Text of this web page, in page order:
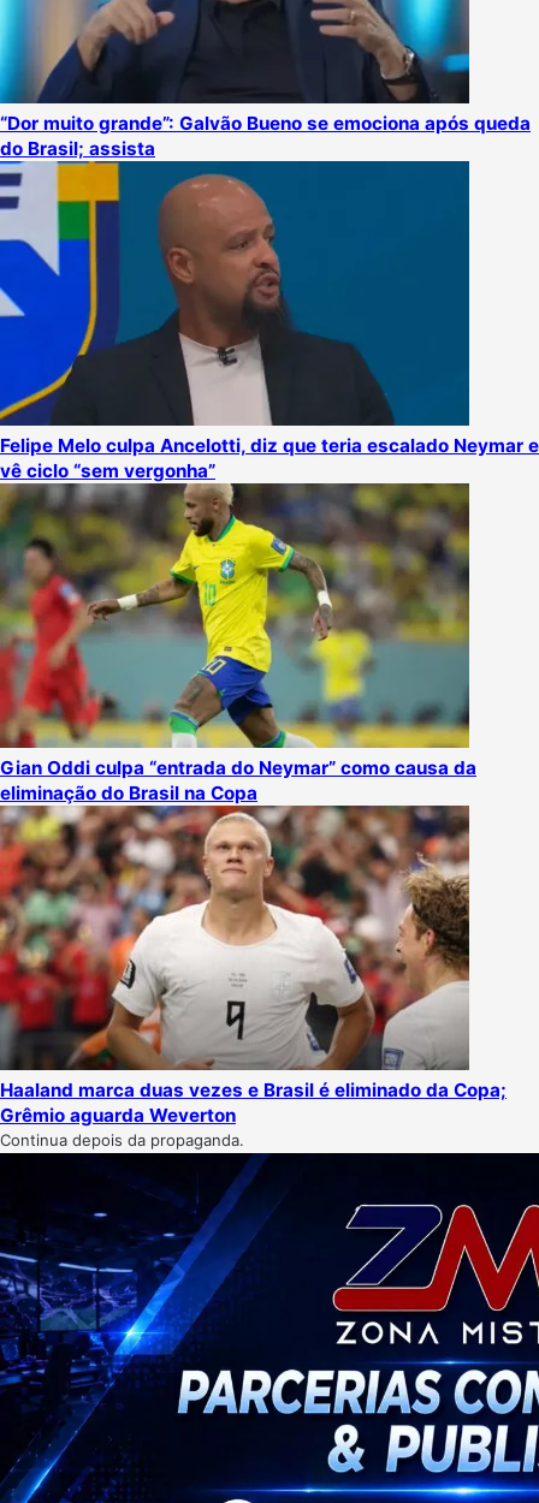
“Dor muito grande”: Galvão Bueno se emociona após queda
do Brasil; assista
Felipe Melo culpa Ancelotti, diz que teria escalado Neymar e
vê ciclo “sem vergonha”
Gian Oddi culpa “entrada do Neymar” como causa da
eliminação do Brasil na Copa
Haaland marca duas vezes e Brasil é eliminado da Copa;
Grêmio aguarda Weverton
Continua depois da propaganda.